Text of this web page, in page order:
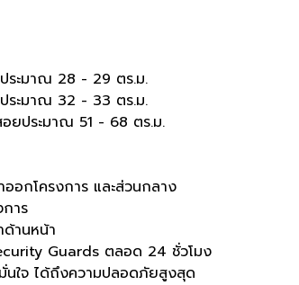
ระมาณ 28 - 29 ตร.ม.
ระมาณ 32 - 33 ตร.ม.
ยประมาณ 51 - 68 ตร.ม.
อกโครงการ และส่วนกลาง
าร
านหน้า
Guards ตลอด 24 ชั่วโมง
นใจ ได้ถึงความปลอดภัยสูงสุด